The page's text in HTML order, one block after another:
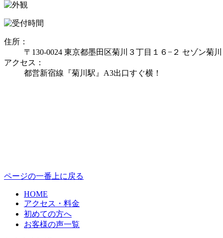
住所：
〒130-0024 東京都墨田区菊川３丁目１６−２ セゾン菊
アクセス：
都営新宿線『菊川駅』A3出口すぐ横！
ページの一番上に戻る
HOME
アクセス・料金
初めての方へ
お客様の声一覧